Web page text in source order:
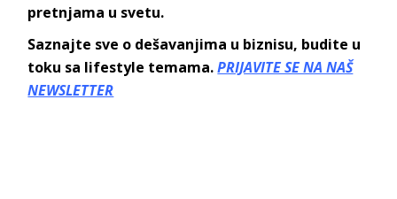
pretnjama u svetu.
Saznajte sve o dešavanjima u biznisu, budite u
toku sa lifestyle temama.PRIJAVITE SE NA NAŠ
NEWSLETTER